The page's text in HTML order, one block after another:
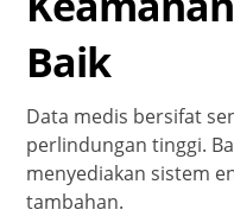
Baik
Data medis bersifat
perlindungan tinggi.
menyediakan sistem
tambahan.